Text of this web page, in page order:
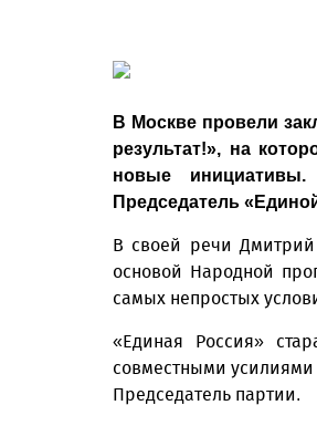
В Москве провели
результат!», на
новые
Председатель
В своей речи Дмитрий
основой Народной
самых непростых
«Единая Россия»
совместными усилиями
Председатель партии.